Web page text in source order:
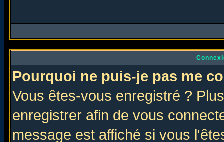
Pourquoi ne puis-je pas me
Vous êtes-vous enregistré ?
enregistrer afin de vous
message est affiché si vous